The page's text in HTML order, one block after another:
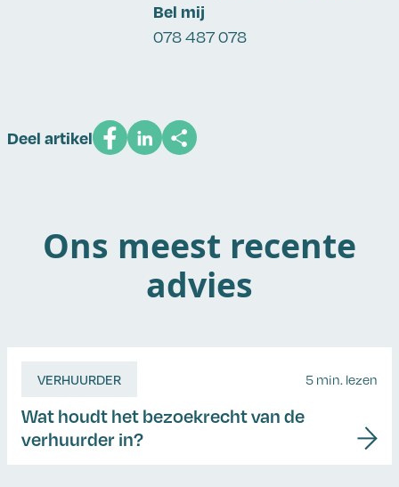
Bel mij
078 487 078
Deel artikel
Ons meest recente
advies
VERHUURDER 5 min. lezen
Wat houdt het bezoekrecht van de
verhuurder in?